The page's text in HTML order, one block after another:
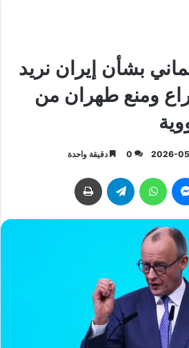
بشأن إيران نريد
ومنع طهران من
2026-
0 دقيقة واحدة